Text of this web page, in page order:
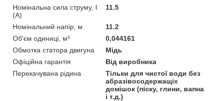
Номінальна сила струму, I
(А)
11.5
Номінальний напір, м
11.2
Об'єм одиниці, м³
0,044161
Обмотка статора двигуна
Мідь
Офіційна гарантія
Від виробника
Перекачувана рідина
Тільки для чистої води без
абразівосодержащіх
домішок (піску, глини, вапна
і т.д.)